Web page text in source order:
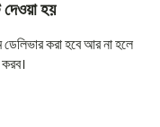
দেওয়া হয়
করা হবে আর না হলে